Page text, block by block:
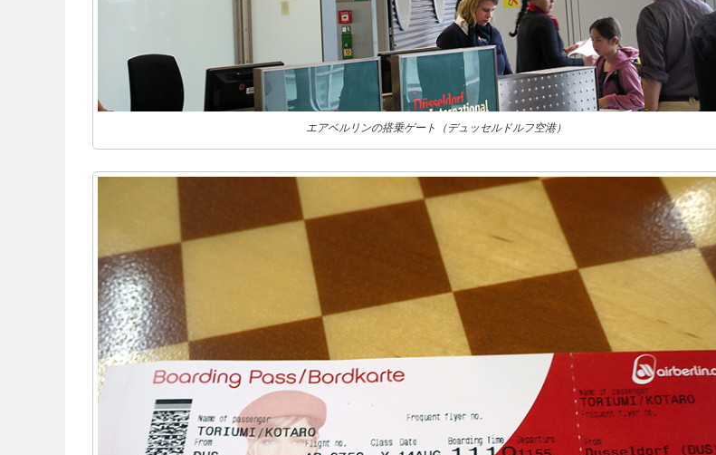
エアベルリンの搭乗ゲート（デュッセルドルフ空港）